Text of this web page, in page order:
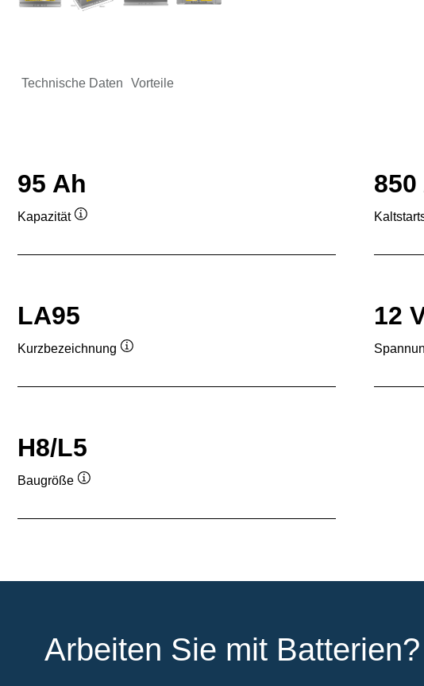
Technische Daten Vorteile
95 Ah
Kapazität
850
LA95
Kurzbezeichnung
12
H8/L5
Baugröße
Arbeiten Sie mit Batterien?